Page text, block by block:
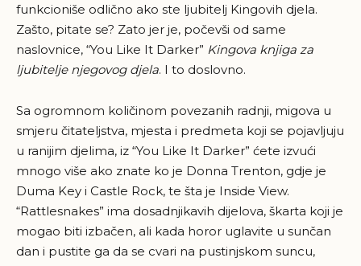
funkcioniše odlično ako ste ljubitelj Kingovih djela.
Zašto, pitate se? Zato jer je, počevši od same
naslovnice, “You Like It Darker” Kingova knjiga za
ljubitelje njegovog djela. I to doslovno.
Sa ogromnom količinom povezanih radnji, migova u
smjeru čitateljstva, mjesta i predmeta koji se pojavljuju
u ranijim djelima, iz “You Like It Darker” ćete izvući
mnogo više ako znate ko je Donna Trenton, gdje je
Duma Key i Castle Rock, te šta je Inside View.
“Rattlesnakes” ima dosadnjikavih dijelova, škarta koji je
mogao biti izbačen, ali kada horor uglavite u sunčan
dan i pustite ga da se cvari na pustinjskom suncu,